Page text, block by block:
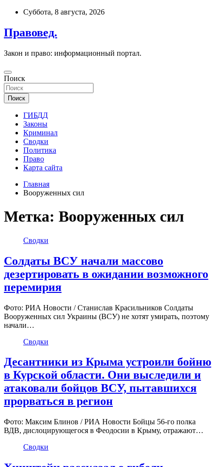
Перейти
содержимому
Суббота, 8 августа, 2026
Правовед.
Закон и право: информационный портал.
Поиск
Поиск
ГИБДД
Законы
Криминал
Сводки
Политика
Право
Карта сайта
Главная
Вооруженных сил
Метка: Вооруженных сил
Сводки
Солдаты ВСУ начали массово
дезертировать в ожидании возможного
перемирия
Фото: РИА Новости / Станислав Красильников Солдаты
Вооруженных сил Украины (ВСУ) не хотят умирать, поэтому
начали…
Сводки
Десантники из Крыма устроили бойню
в Курской области. Они выследили и
атаковали бойцов ВСУ, пытавшихся
прорваться в регион
Фото: Максим Блинов / РИА Новости Бойцы 56-го полка
ВДВ, дислоцирующегося в Феодосии в Крыму, отражают…
Сводки